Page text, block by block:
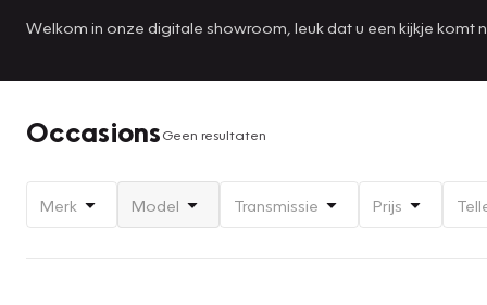
Welkom in onze digitale showroom, leuk dat u een kijkje komt
OccasionsGeen resultaten
Merk Model Transmissie Prijs